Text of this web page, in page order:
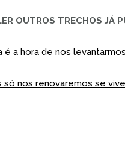
OUTROS TRECHOS JÁ
é a hora de nos
só nos renovaremos se